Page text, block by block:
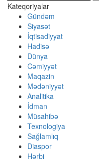
Kateqoriyalar
Gündəm
Siyasət
İqtisadiyyat
Hadisə
Dünya
Cəmiyyət
Maqazin
Mədəniyyət
Analitika
İdman
Müsahibə
Texnologiya
Sağlamlıq
Diaspor
Hərbi